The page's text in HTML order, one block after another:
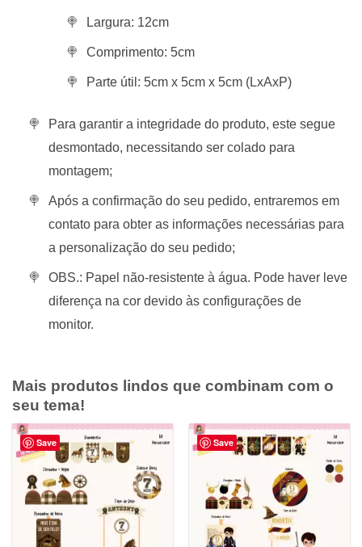
Largura: 12cm
Comprimento: 5cm
Parte útil: 5cm x 5cm x 5cm (LxAxP)
Para garantir a integridade do produto, este segue
desmontado, necessitando ser colado para
montagem;
Após a confirmação do seu pedido, entraremos em
contato para obter as informações necessárias para
a personalização do seu pedido;
OBS.: Papel não-resistente à água. Pode haver leve
diferença na cor devido às configurações de
monitor.
Mais produtos lindos que combinam com o
seu tema!
Save Save